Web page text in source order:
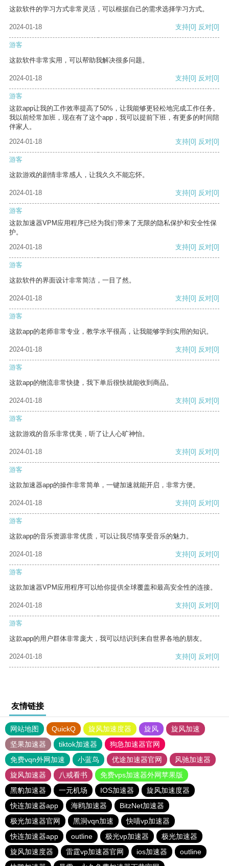
这款软件的学习方式非常灵活，可以根据自己的需求选择学习方式。
2024-01-18 支持[0] 反对[0]
游客
这款软件非常实用，可以帮助我解决很多问题。
2024-01-18 支持[0] 反对[0]
游客
这款app让我的工作效率提高了50%，让我能够更轻松地完成工作任务。
我以前经常加班，现在有了这个app，我可以提前下班，有更多的时间陪
伴家人。
2024-01-18
支持[0] 反对[0]
游客
这款游戏的剧情非常感人，让我久久不能忘怀。
2024-01-18 支持[0] 反对[0]
游客
这款加速器VPM应用程序已经为我们带来了无限的隐私保护和安全性保
护。
2024-01-18
支持[0] 反对[0]
游客
这款软件的界面设计非常简洁，一目了然。
2024-01-18 支持[0] 反对[0]
游客
这款app的老师非常专业，教学水平很高，让我能够学到实用的知识。
2024-01-18 支持[0] 反对[0]
游客
这款app的物流非常快捷，我下单后很快就能收到商品。
2024-01-18 支持[0] 反对[0]
游客
这款游戏的音乐非常优美，听了让人心旷神怡。
2024-01-18 支持[0] 反对[0]
游客
这款加速器app的操作非常简单，一键加速就能开启，非常方便。
2024-01-18 支持[0] 反对[0]
游客
这款app的音乐资源非常优质，可以让我尽情享受音乐的魅力。
2024-01-18 支持[0] 反对[0]
游客
这款加速器VPM应用程序可以给你提供全球覆盖和最高安全性的连接。
2024-01-18 支持[0] 反对[0]
游客
这款app的用户群体非常庞大，我可以结识到来自世界各地的朋友。
2024-01-18 支持[0] 反对[0]
友情链接
网站地图 QuickQ 旋风加速度器 旋风
旋风加速
坚果加速器
tiktok加速器
狗急加速器官网
免费vqn外网加速
小蓝鸟 优途加速器官网
风驰加速器
旋风加速器
八戒看书
免费vps加速器外网苹果版
黑豹加速器
一元机场 IOS加速器
旋风加速度器
快连加速器app
海鸥加速器
BitzNet加速器
极光加速器官网
黑洞vqn加速
快喵vp加速器
快连加速器app
outline 极光vp加速器
极光加速器
旋风加速度器
雷霆vp加速器官网 ios加速器
outline